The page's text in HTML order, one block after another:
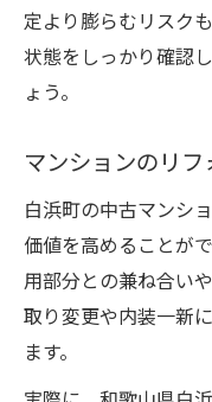
定より膨らむリスク
状態をしっかり確認
ょう。
マンションのリ
白浜町の中古マンシ
価値を高めることが
用部分との兼ね合い
取り変更や内装一新
ます。